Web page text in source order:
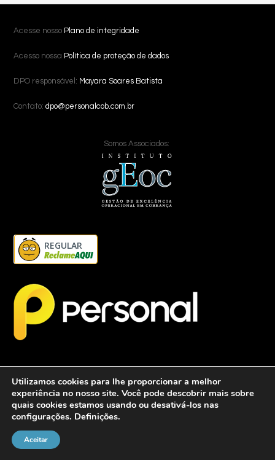
Acesse nosso Plano de integridade
Acesso nossa Política de proteção de dados
DPO responsável: Mayara Soares Batista
Contato:dpo@personalcob.com.br
Somos Associados:
REGULAR
2026 - Personalcob - CNPJ: 12.837.042/0001-60- Todos direitos
Utilizamos cookies para lhe proporcionar a melhor
experiência no nosso site. Você pode descobrir mais sobre
quais cookies estamos usando ou desativá-los nas
configurações. Definições.
Aceitar